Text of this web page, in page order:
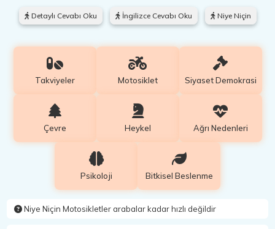
Detaylı Cevabı Oku İngilizce Cevabı Oku Niye Niçin
Takviyeler Motosiklet Siyaset Demokrasi
Çevre Heykel Ağrı Nedenleri
Psikoloji Bitkisel Beslenme
Niye Niçin Motosikletler arabalar kadar hızlı değildir